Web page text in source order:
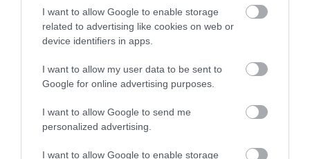
I want to allow Google to enable storage
related to advertising like cookies on web or
device identifiers in apps.
I want to allow my user data to be sent to
Google for online advertising purposes.
I want to allow Google to send me
personalized advertising.
I want to allow Google to enable storage
Egész héten meleg, napos idő várható
Tanács Zoltán: kormány-előterjesztés készül a
Planetárium jövőjéről
Gyógyfürdő több vendége
top cikkek:
Nem is olyan egészséges a népszerű banán?